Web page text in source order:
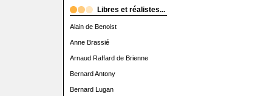
Libres et réalistes...
Alain de Benoist
Anne Brassié
Arnaud Raffard de Brienne
Bernard Antony
Bernard Lugan